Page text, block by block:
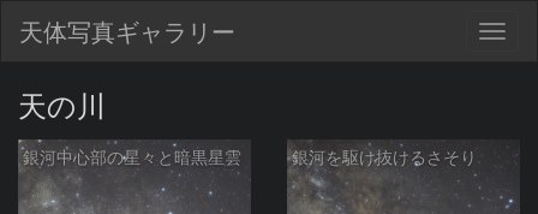
天体写真ギャラリー
天の川
銀河中心部の星々と暗黒星雲 銀河を駆け抜けるさそり